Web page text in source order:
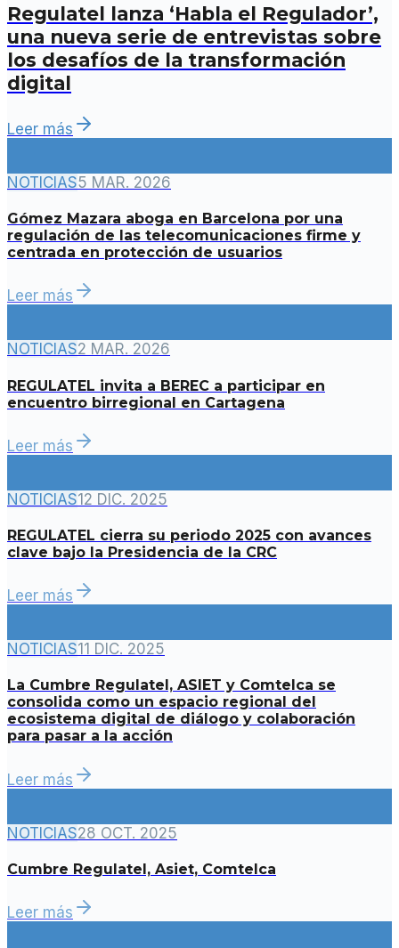
Regulatel lanza ‘Habla el Regulador’,
una nueva serie de entrevistas sobre
los desafíos de la transformación
digital
Leer más
NOTICIAS5 MAR. 2026
Gómez Mazara aboga en Barcelona por una
regulación de las telecomunicaciones firme y
centrada en protección de usuarios
Leer más
NOTICIAS2 MAR. 2026
REGULATEL invita a BEREC a participar en
encuentro birregional en Cartagena
Leer más
NOTICIAS12 DIC. 2025
REGULATEL cierra su periodo 2025 con avances
clave bajo la Presidencia de la CRC
Leer más
NOTICIAS11 DIC. 2025
La Cumbre Regulatel, ASIET y Comtelca se
consolida como un espacio regional del
ecosistema digital de diálogo y colaboración
para pasar a la acción
Leer más
NOTICIAS28 OCT. 2025
Cumbre Regulatel, Asiet, Comtelca
Leer más